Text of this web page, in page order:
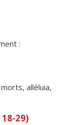
:
alléluia,
18-29)